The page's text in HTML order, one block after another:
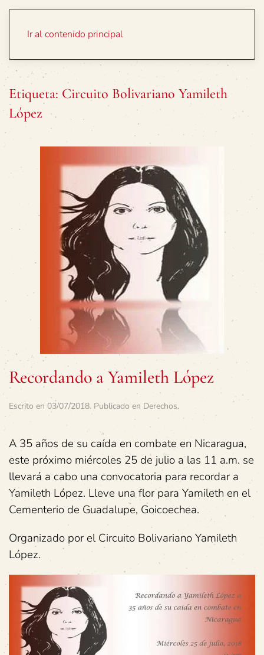
Ir al contenido principal
Etiqueta: Circuito Bolivariano Yamileth
López
Recordando a Yamileth López
Escrito en 03/07/2018. Publicado en Derechos.
A 35 años de su caída en combate en Nicaragua,
este próximo miércoles 25 de julio a las 11 a.m. se
llevará a cabo una convocatoria para recordar a
Yamileth López. Lleve una flor para Yamileth en el
Cementerio de Guadalupe, Goicoechea.
Organizado por el Circuito Bolivariano Yamileth
López.